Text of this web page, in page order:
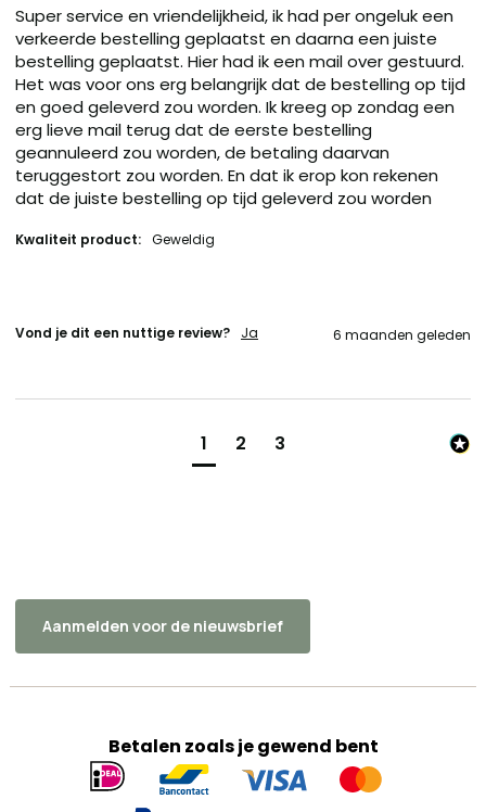
Super service en vriendelijkheid, ik had per ongeluk een
verkeerde bestelling geplaatst en daarna een juiste
bestelling geplaatst. Hier had ik een mail over gestuurd.
Het was voor ons erg belangrijk dat de bestelling op tijd
en goed geleverd zou worden. Ik kreeg op zondag een
erg lieve mail terug dat de eerste bestelling
geannuleerd zou worden, de betaling daarvan
teruggestort zou worden. En dat ik erop kon rekenen
dat de juiste bestelling op tijd geleverd zou worden
Kwaliteit product: Geweldig
Vond je dit een nuttige review? Ja 6 maanden geleden
1 2 3
Betalen zoals je gewend bent
Geaccepteerde
betaalmethoden
Aanmelden voor de nieuwsbrief